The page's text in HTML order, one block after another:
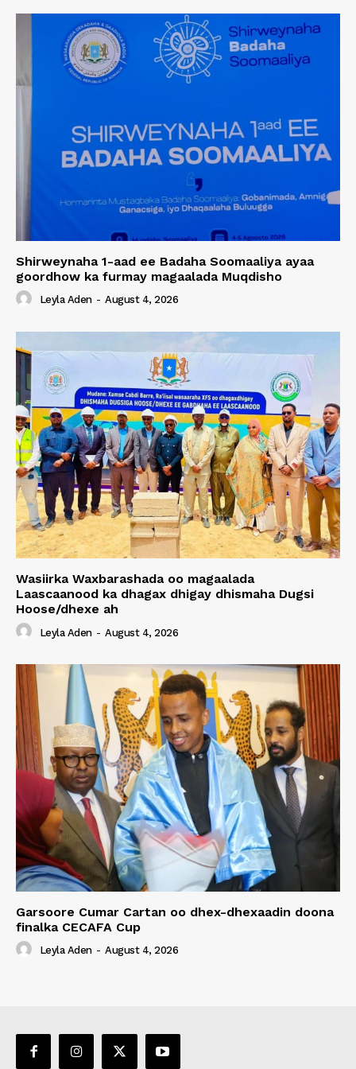
Shirweynaha 1-aad ee Badaha Soomaaliya ayaa
goordhow ka furmay magaalada Muqdisho
Leyla Aden - August 4, 2026
Wasiirka Waxbarashada oo magaalada
Laascaanood ka dhagax dhigay dhismaha Dugsi
Hoose/dhexe ah
Leyla Aden - August 4, 2026
Garsoore Cumar Cartan oo dhex-dhexaadin doona
finalka CECAFA Cup
Leyla Aden - August 4, 2026